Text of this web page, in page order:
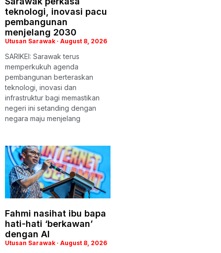
teknologi, inovasi pacu
pembangunan
menjelang 2030
Utusan Sarawak August 8, 2026
SARIKEI: Sarawak terus
memperkukuh agenda
pembangunan berteraskan
teknologi, inovasi dan
infrastruktur bagi memastikan
negeri ini setanding dengan
negara maju menjelang
Fahmi nasihat ibu bapa
hati-hati ‘berkawan’
dengan AI
Utusan Sarawak August 8, 2026